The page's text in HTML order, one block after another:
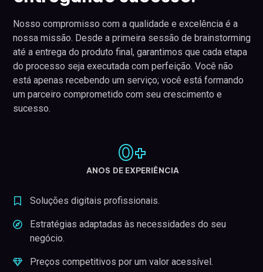
Nosso compromisso com a qualidade e excelência é a
nossa missão. Desde a primeira sessão de brainstorming
até a entrega do produto final, garantimos que cada etapa
do processo seja executada com perfeição. Você não
está apenas recebendo um serviço; você está formando
um parceiro comprometido com seu crescimento e
sucesso.
ANOS DE EXPERIÊNCIA
0+
Soluções digitais profissionais.
Estratégias adaptadas às necessidades do seu
negócio.
Preços competitivos por um valor acessível.